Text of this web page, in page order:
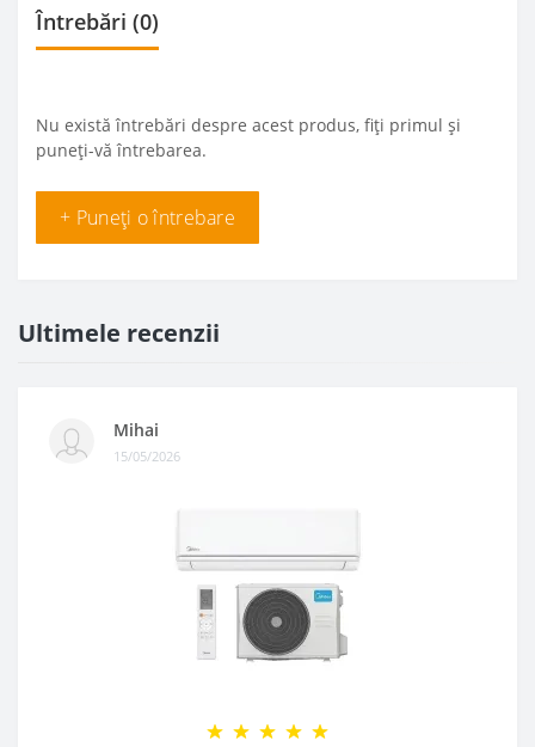
Întrebări (0)
Nu există întrebări despre acest produs, fiți primul și
puneți-vă întrebarea.
+ Puneți o întrebare
Ultimele recenzii
Mihai
15/05/2026